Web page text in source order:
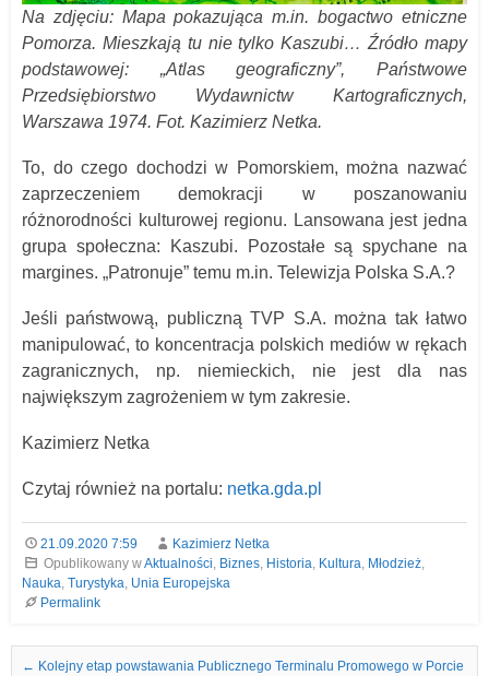
Na zdjęciu: Mapa pokazująca m.in. bogactwo etniczne
Pomorza. Mieszkają tu nie tylko Kaszubi… Źródło mapy
podstawowej: „Atlas geograficzny”, Państwowe
Przedsiębiorstwo Wydawnictw Kartograficznych,
Warszawa 1974. Fot. Kazimierz Netka.
To, do czego dochodzi w Pomorskiem, można nazwać
zaprzeczeniem demokracji w poszanowaniu
różnorodności kulturowej regionu. Lansowana jest jedna
grupa społeczna: Kaszubi. Pozostałe są spychane na
margines. „Patronuje” temu m.in. Telewizja Polska S.A.?
Jeśli państwową, publiczną TVP S.A. można tak łatwo
manipulować, to koncentracja polskich mediów w rękach
zagranicznych, np. niemieckich, nie jest dla nas
największym zagrożeniem w tym zakresie.
Kazimierz Netka
Czytaj również na portalu: netka.gda.pl
21.09.2020 7:59
Kazimierz Netka
Opublikowany wAktualności, Biznes, Historia, Kultura, Młodzież,
Nauka, Turystyka, Unia Europejska
Permalink
Nawigacja we wpisach
← Kolejny etap powstawania Publicznego Terminalu Promowego w Porcie